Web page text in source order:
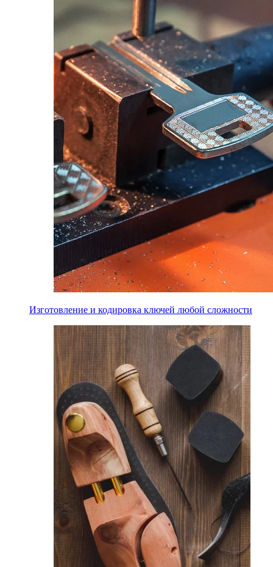
Изготовление и кодировка ключей любой сложности